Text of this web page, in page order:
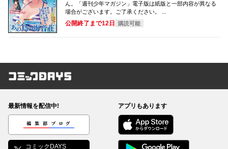
ん。「週刊少年マガジン」電子版は紙版と一部内容が異なる
場合がございます。ご了承ください。 ...
公開終了まで12日 購読可能
コミックDAYS
最新情報を配信中!
編集部ブログ
コミックDAYS
アプリもあります